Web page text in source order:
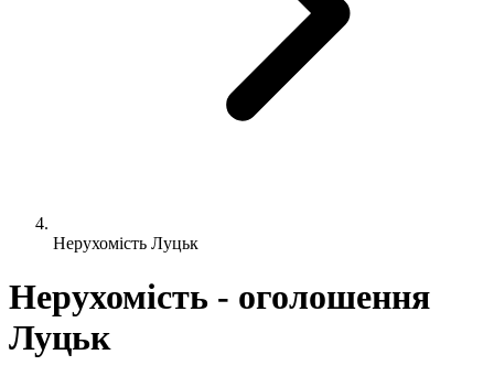
Нерухомість Луцьк
Нерухомість - оголошення
Луцьк